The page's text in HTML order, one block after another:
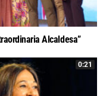
Alcaldesa”
0:21